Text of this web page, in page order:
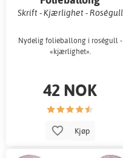
Skrift - Kjærlighet - Roségull
Nydelig folieballong i roségull -
«kjærlighet».
42 NOK
Kjøp